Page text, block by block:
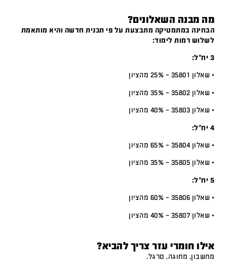
מה מבנה השאלונים?
הבחינה במתמטיקה מתבצעת על פי תכנית חדשה והיא מותאמת
לשלוש רמות לימוד:
3 יח”ל:
• שאלון 35801 – 25% מהציון
• שאלון 35802 – 35% מהציון
• שאלון 35803 – 40% מהציון
4 יח”ל:
• שאלון 35804 – 65% מהציון
• שאלון 35805 – 35% מהציון
5 יח”ל:
• שאלון 35806 – 60% מהציון
• שאלון 35807 – 40% מהציון
אילו חומרי עזר צריך להביא?
מחשבון, מחוגה, סרגל.